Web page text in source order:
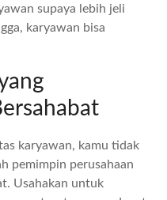
supaya lebih jeli
karyawan bisa
karyawan, kamu tidak
pemimpin perusahaan
Usahakan untuk